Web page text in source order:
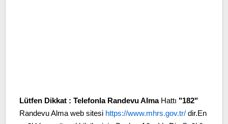
Lütfen Dikkat : Telefonla Randevu AlmaHattı "182"
Randevu Alma web sitesi https://www.mhrs.gov.tr/dir.En